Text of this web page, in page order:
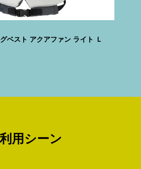
ベスト アクアファン ライト Ｌ
用シーン